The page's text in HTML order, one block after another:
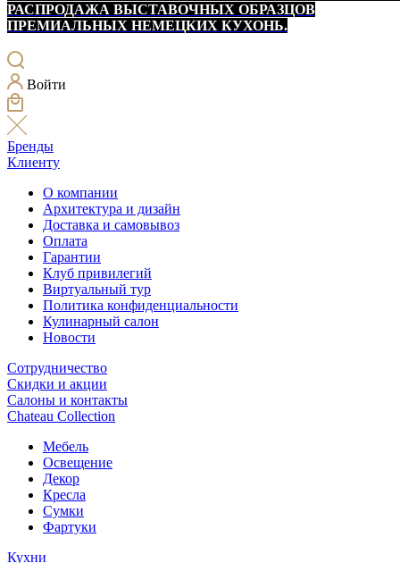
РАСПРОДАЖА ВЫСТАВОЧНЫХ ОБРАЗЦОВ
ПРЕМИАЛЬНЫХ НЕМЕЦКИХ КУХОНЬ.
Войти
Бренды
Клиенту
О компании
Архитектура и дизайн
Доставка и самовывоз
Оплата
Гарантии
Клуб привилегий
Виртуальный тур
Политика конфиденциальности
Кулинарный салон
Новости
Сотрудничество
Скидки и акции
Салоны и контакты
Chateau Collection
Мебель
Освещение
Декор
Кресла
Сумки
Фартуки
Кухни